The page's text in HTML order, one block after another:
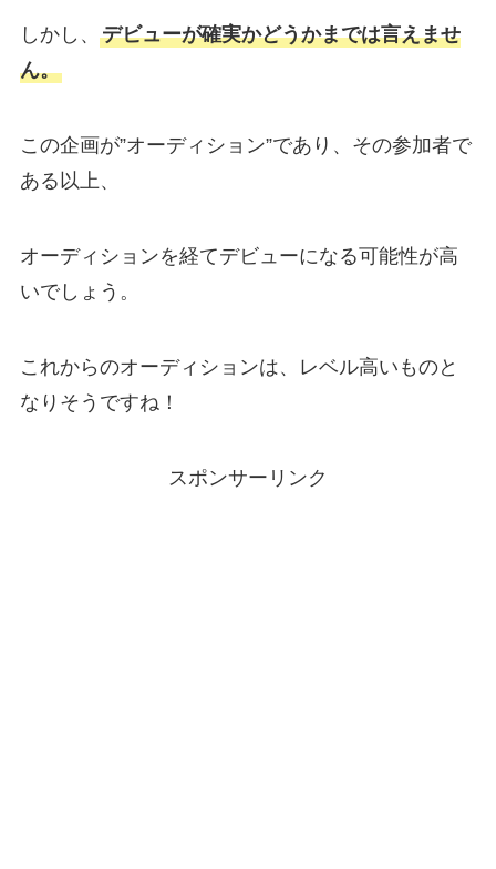
しかし、 デビューが確実かどうかまでは言えませ
ん。
この企画が”オーディション”であり、その参加者で
ある以上、
オーディションを経てデビューになる可能性が高
いでしょう。
これからのオーディションは、レベル高いものと
なりそうですね！
スポンサーリンク